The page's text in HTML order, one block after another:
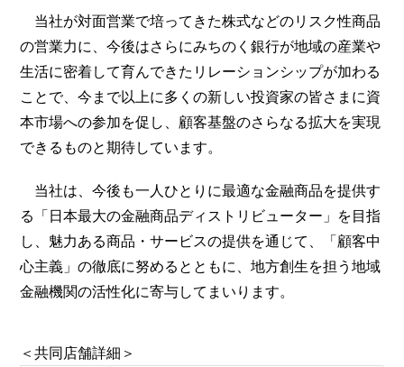
当社が対面営業で培ってきた株式などのリスク性商品
の営業力に、今後はさらにみちのく銀行が地域の産業や
生活に密着して育んできたリレーションシップが加わる
ことで、今まで以上に多くの新しい投資家の皆さまに資
本市場への参加を促し、顧客基盤のさらなる拡大を実現
できるものと期待しています。
当社は、今後も一人ひとりに最適な金融商品を提供す
る「日本最大の金融商品ディストリビューター」を目指
し、魅力ある商品・サービスの提供を通じて、「顧客中
心主義」の徹底に努めるとともに、地方創生を担う地域
金融機関の活性化に寄与してまいります。
＜共同店舗詳細＞